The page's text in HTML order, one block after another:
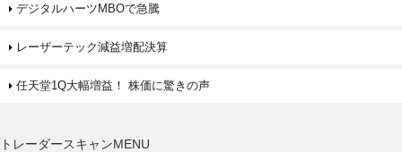
デジタルハーツMBOで急騰
レーザーテック減益増配決算
任天堂1Q大幅増益！ 株価に驚きの声
トレーダースキャンMENU